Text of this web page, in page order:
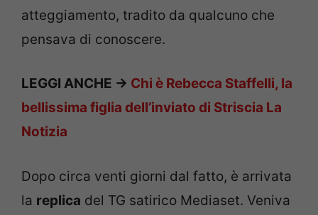
atteggiamento, tradito da qualcuno che
pensava di conoscere.
LEGGI ANCHE -> Chi è Rebecca Staffelli, la
bellissima figlia dell’inviato di Striscia La
Notizia
Dopo circa venti giorni dal fatto, è arrivata
la replica del TG satirico Mediaset. Veniva